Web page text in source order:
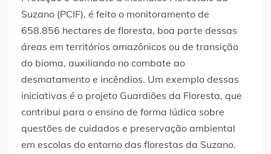
Suzano (PCIF), é feito o monitoramento de
658.856 hectares de floresta, boa parte dessas
áreas em territórios amazônicos ou de transição
do bioma, auxiliando no combate ao
desmatamento e incêndios. Um exemplo dessas
iniciativas é o projeto Guardiões da Floresta, que
contribui para o ensino de forma lúdica sobre
questões de cuidados e preservação ambiental
em escolas do entorno das florestas da Suzano.